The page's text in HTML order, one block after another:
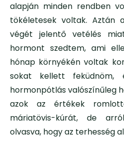
alapján minden rendben
tökéletesek voltak. Aztán
végét jelentő vetélés
hormont szedtem, ami
hónap környékén voltak
sokat kellett feküdnöm,
hormonpótlás valószínűleg
azok az értékek
máriatövis-kúrát, de
olvasva, hogy az terhesség